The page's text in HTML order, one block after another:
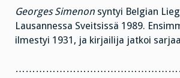
Georges Simenon syntyi Belgian
Lausannessa Sveitsissä 1989.
ilmestyi 1931, ja kirjailija jatkoi